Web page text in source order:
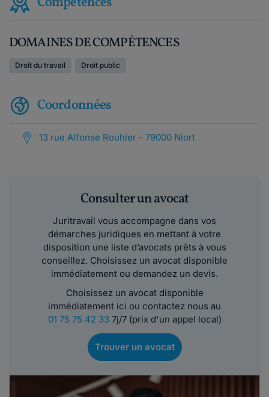
DOMAINES DE COMPÉTENCES
Droit du travail Droit public
Coordonnées
13 rue Alfonse Rouhier - 79000 Niort
Consulter un avocat
Juritravail vous accompagne dans vos
démarches juridiques en mettant à votre
disposition une liste d’avocats prêts à vous
conseillez. Choisissez un avocat disponible
immédiatement ou demandez un devis.
Choisissez un avocat disponible
immédiatement ici ou contactez nous au
01 75 75 42 337j/7 (prix d'un appel local)
Trouver un avocat